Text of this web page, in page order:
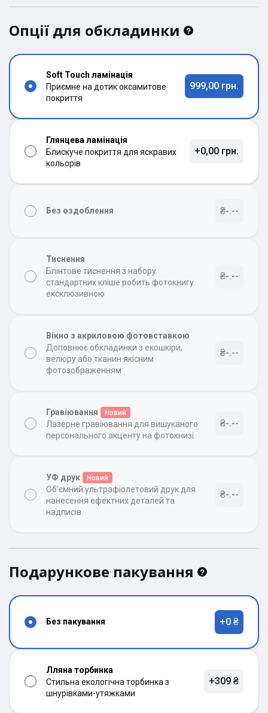
Опції для обкладинки
Soft Touch ламінація
Приємне на дотик оксамитове
покриття
999,00 грн.
Глянцева ламінація
Блискуче покриття для яскравих
кольорів
+0,00 грн.
Без оздоблення ₴-.--
Тиснення
Блінтове тиснення з набору
стандартних кліше робить фотокнигу
ексклюзивною
₴-.--
Вікно з акриловою фотовставкою
Доповнює обкладинки з екошкіри,
велюру або тканин якісним
фотозображенням
₴-.--
Гравіювання Новий
Лазерне гравіювання для вишуканого
персонального акценту на фотокнизі
₴-.--
УФ друк Новий
Об’ємний ультрафіолетовий друк для
нанесення ефектних деталей та
надписів
₴-.--
Подарункове пакування
Без пакування +0 ₴
Лляна торбинка
Стильна екологічна торбинка з
шнурівками-утяжками
+309 ₴